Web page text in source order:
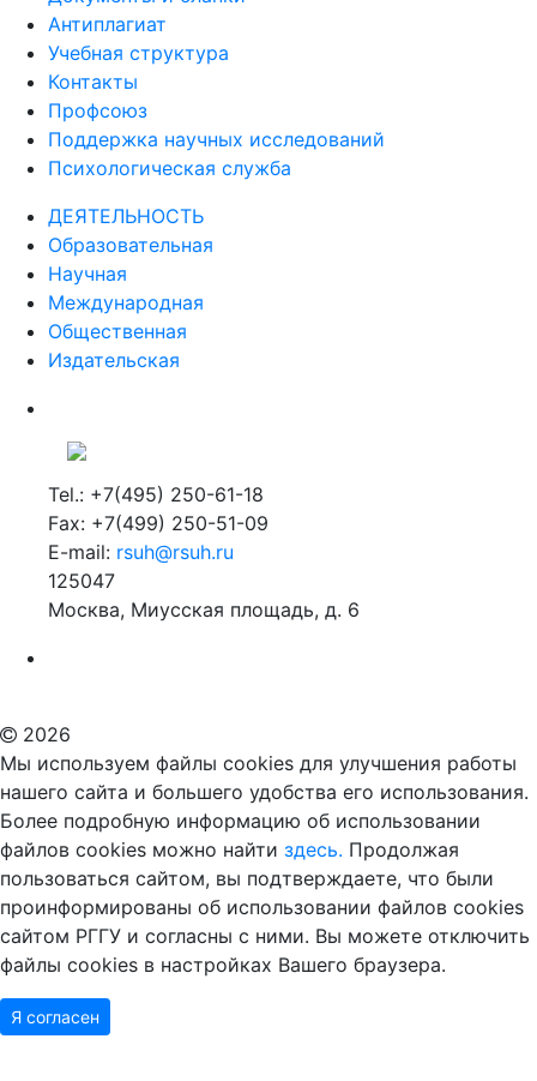
Антиплагиат
Учебная структура
Контакты
Профсоюз
Поддержка научных исследований
Психологическая служба
ДЕЯТЕЛЬНОСТЬ
Образовательная
Научная
Международная
Общественная
Издательская
Tel.: +7(495) 250-61-18
Fax: +7(499) 250-51-09
E-mail: rsuh@rsuh.ru
125047
Москва, Миусская площадь, д. 6
2026
Мы используем файлы cookies для улучшения работы
нашего сайта и большего удобства его использования.
Более подробную информацию об использовании
файлов cookies можно найти здесь. Продолжая
пользоваться сайтом, вы подтверждаете, что были
проинформированы об использовании файлов cookies
сайтом РГГУ и согласны с ними. Вы можете отключить
файлы cookies в настройках Вашего браузера.
Я согласен